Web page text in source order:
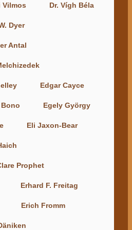
Vilmos Dr. Vígh Béla
Dyer
Antal
Edgar Cayce
Egely György
Eli Jaxon-Bear
Prophet
Erhard F. Freitag
Erich Fromm